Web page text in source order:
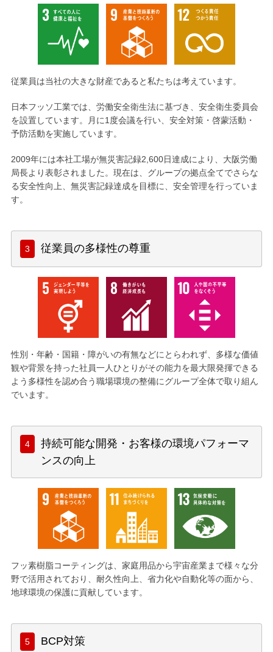
従業員は当社の大きな財産であると私たちは考えています。
日本フッソ工業では、労働安全衛生法に基づき、安全衛生委員会
を設置しています。月に1度会議を行い、安全対策・啓蒙活動・
予防活動を実施しています。
2009年には本社工場が無災害記録2,600日達成により、大阪労働
局長より表彰されました。現在は、グループの拠点全てでさらな
る安全性向上、無災害記録達成を目標に、安全管理を行っていま
す。
従業員の多様性の尊重
性別・年齢・国籍・障がいの有無などにとらわれず、多様な価値
観や背景を持った社員一人ひとりがその能力を最大限発揮できる
よう多様性を認め合う職場環境の整備にグループ全体で取り組ん
でいます。
持続可能な開発・お客様の環境パフォーマ
ンスの向上
フッ素樹脂コーティングは、家庭用品から宇宙産業まで様々な分
野で活用されており、耐久性向上、省力化や自動化等の面から、
地球環境の保護に貢献しています。
BCP対策